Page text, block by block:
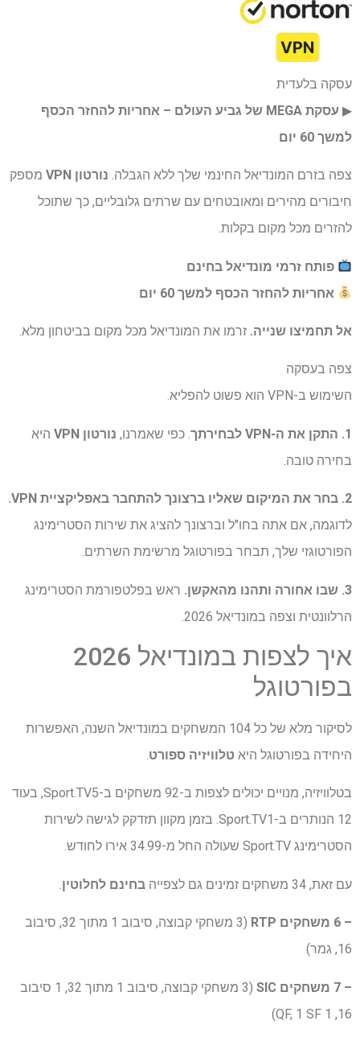
עסקה בלעדית
▶︎
עסקת MEGA של גביע העולם – אחריות להחזר הכסף
למשך 60 יום
צפה בזרם המונדיאל החינמי שלך ללא הגבלה. נורטון VPN
מספק
חיבורים מהירים ומאובטחים עם שרתים גלובליים, כך שתוכל
להזרים מכל מקום בקלות.
פותח זרמי מונדיאל בחינם
אחריות להחזר הכסף למשך 60 יום
אל תחמיצו שנייה. זרמו את המונדיאל מכל מקום בביטחון מלא.
צפה בעסקה
השימוש ב-VPN הוא פשוט להפליא.
1. התקן את ה-VPN לבחירתך . כפי שאמרנו, נורטון VPN
היא
בחירה טובה.
2. בחר את המיקום שאליו ברצונך להתחבר באפליקציית VPN.
לדוגמה, אם אתה בחו"ל וברצונך להציג את שירות הסטרימינג
הפורטוגזי שלך, תבחר בפורטוגל מרשימת השרתים.
3. שבו אחורה ותהנו מהאקשן.
ראש בפלטפורמת הסטרימינג
הרלוונטית וצפה במונדיאל 2026.
איך לצפות במונדיאל 2026
בפורטוגל
לסיקור מלא של כל 104 המשחקים במונדיאל השנה, האפשרות
היחידה בפורטוגל היא טלוויזיה ספורט.
בטלוויזיה, מנויים יכולים לצפות ב-92 משחקים ב-Sport.TV5, בעוד
12 הנותרים ב-Sport.TV1. בזמן מקוון תזדקק לגישה לשירות
הסטרימינג Sport.TV שעולה החל מ-34.99 אירו לחודש.
עם זאת, 34 משחקים זמינים גם לצפייה בחינם לחלוטין.
– 6 משחקים RTP
(3 משחקי קבוצה, סיבוב 1 מתוך 32, סיבוב
16, גמר)
– 7 משחקים SIC
(3 משחקי קבוצה, סיבוב 1 מתוך 32, 1 סיבוב
16, 1 QF, 1 SF)